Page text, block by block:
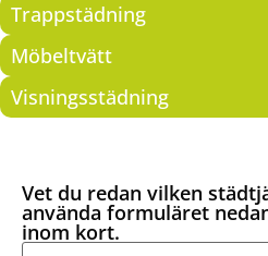
Trappstädning
Möbeltvätt
Visningsstädning
Vet du redan vilken
använda formuläret
inom kort.